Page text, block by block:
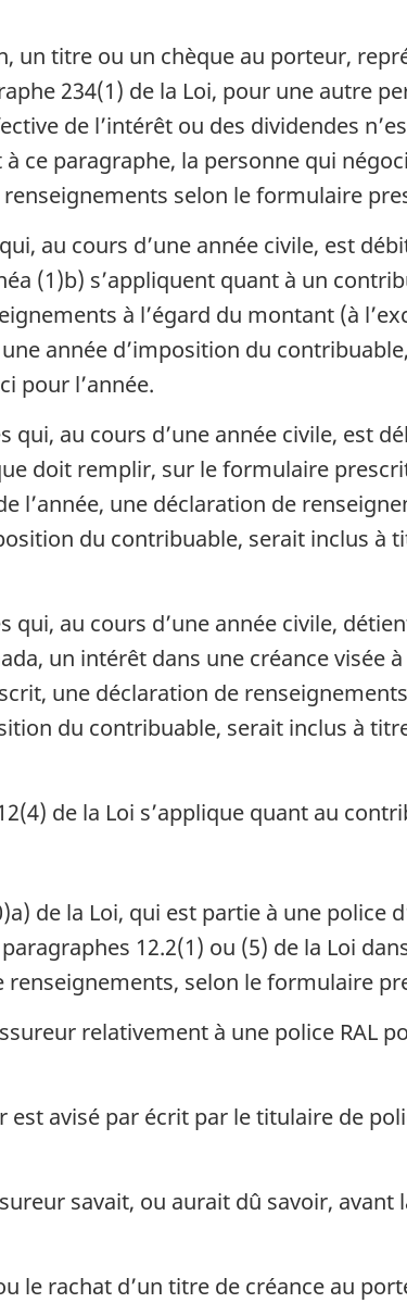
un titre ou un chèque au porteur,
234(1) de la Loi, pour une autre
de l’intérêt ou des dividendes
paragraphe, la personne qui
selon le formulaire
au cours d’une année civile, est
(1)b) s’appliquent quant à un
à l’égard du montant (à
année d’imposition du
pour l’année.
qui, au cours d’une année civile, est
doit remplir, sur le formulaire
l’année, une déclaration de
du contribuable, serait inclus à
qui, au cours d’une année civile,
un intérêt dans une créance visée
une déclaration de
du contribuable, serait inclus à
de la Loi s’applique quant au
de la Loi, qui est partie à une police
12.2(1) ou (5) de la Loi
selon le formulaire
relativement à une police RAL
est avisé par écrit par le titulaire de
savait, ou aurait dû savoir, avant
le rachat d’un titre de créance au